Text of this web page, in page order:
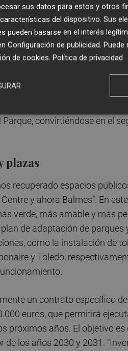
“los episodios de altas
esta nueva realidad”. Por
XX y ahora necesitan una
del cambio
de la jardinera ya
un entorno más confortable.
convirtiéndose en el
plazas
recuperado espacios
y ahora Balmes”. En
verde, más amable y más
de adaptación de
como la instalación de
y Toledo,
un contrato específico
euros, que permitirá
próximos años. El objetivo es
los años 2030 y 2031.
sus datos para estos y otros
del dispositivo. Sus
pueden basarse en el interés
Configuración de publicidad.
de cookies. Política de privacidad